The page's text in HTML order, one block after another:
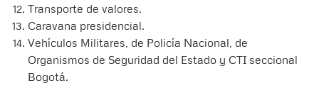
Transporte de valores.
Caravana presidencial.
Vehículos Militares, de Policía Nacional, de
Organismos de Seguridad del Estado y CTI seccional
Bogotá.